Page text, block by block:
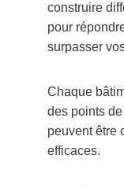
construire
pour
surpasser
Chaque
des points
peuvent être
efficaces.